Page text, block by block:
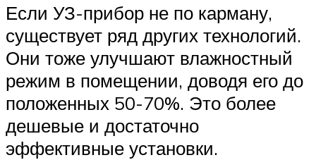
Если УЗ-прибор не по карману,
существует ряд других технологий.
Они тоже улучшают влажностный
режим в помещении, доводя его до
положенных 50-70%. Это более
дешевые и достаточно
эффективные установки.